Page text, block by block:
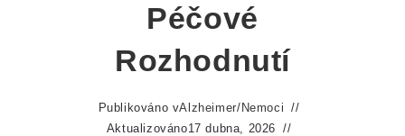
Péčové
Rozhodnutí
Publikováno vAlzheimer/ Nemoci
Aktualizováno17 dubna, 2026